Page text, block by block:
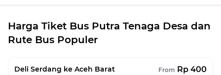
Harga Tiket Bus Putra Tenaga Desa dan
Rute Bus Populer
Deli Serdang ke Aceh Barat From Rp 400